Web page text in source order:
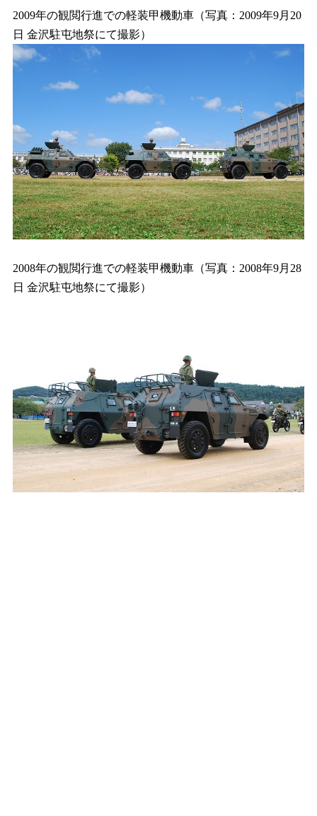
2009年の観閲行進での軽装甲機動車（写真：2009年9月20
日 金沢駐屯地祭にて撮影）
2008年の観閲行進での軽装甲機動車（写真：2008年9月28
日 金沢駐屯地祭にて撮影）